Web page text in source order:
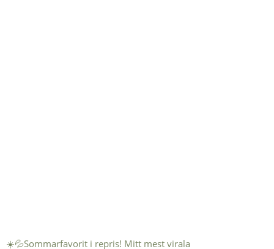
☀️💦Sommarfavorit i repris! Mitt mest virala